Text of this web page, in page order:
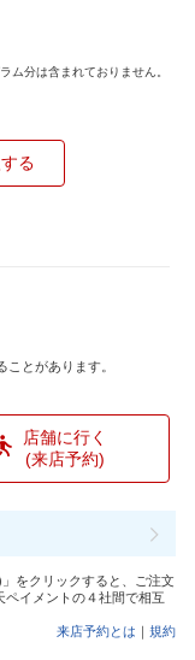
ム分は含まれておりません。
る
とがあります。
店舗に行く
(来店予約)
をクリックすると、ご注文
イメントの４社間で相互
来店予約とは ｜ 規約